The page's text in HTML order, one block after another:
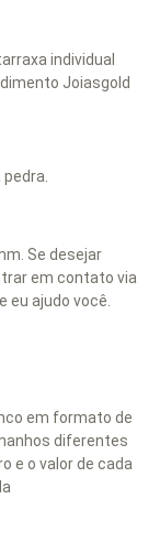
individual
Joiasgold
Se desejar
em contato via
eu ajudo você.
em formato de
diferentes
e o valor de cada